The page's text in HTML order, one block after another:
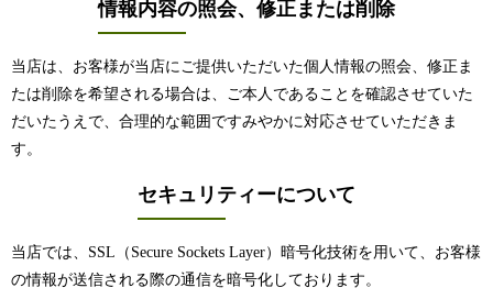
情報内容の照会、修正または削除
当店は、お客様が当店にご提供いただいた個人情報の照会、修正ま
たは削除を希望される場合は、ご本人であることを確認させていた
だいたうえで、合理的な範囲ですみやかに対応させていただきま
す。
セキュリティーについて
当店では、SSL（Secure Sockets Layer）暗号化技術を用いて、お客様
の情報が送信される際の通信を暗号化しております。